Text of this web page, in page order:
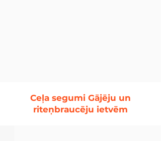
Ceļa segumi Gājēju un
riteņbraucēju ietvēm